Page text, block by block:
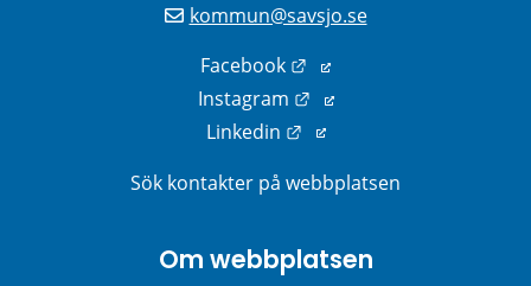
kommun@savsjo.se
Facebook
Länk till annan
Instagram
Länk till annan
Linkedin
Länk till annan webbplats.
Sök kontakter på webbplatsen
Om webbplatsen